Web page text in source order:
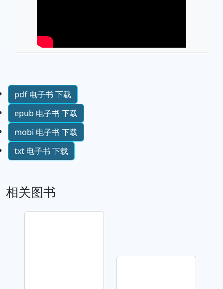
pdf 电子书 下载
epub 电子书 下载
mobi 电子书 下载
txt 电子书 下载
相关图书